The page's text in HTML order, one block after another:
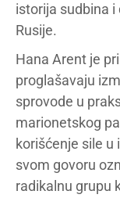
istorija sudbina i
Rusije.
Hana Arent je
proglašavaju
sprovode u
marionetskog
korišćenje sile u
svom govoru
radikalnu grupu